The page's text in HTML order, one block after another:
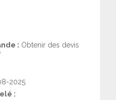
: Obtenir des devis
2025
: